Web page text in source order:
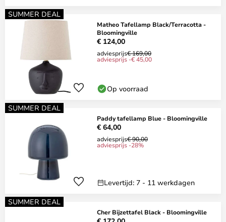
SUMMER DEAL
Matheo Tafellamp Black/Terracotta -
Bloomingville
€ 124,00
adviesprijs€ 169,00
adviesprijs -€ 45,00
Op voorraad
SUMMER DEAL
Paddy tafellamp Blue - Bloomingville
€ 64,00
adviesprijs€ 90,00
adviesprijs -28%
Levertijd: 7 - 11 werkdagen
SUMMER DEAL
Cher Bijzettafel Black - Bloomingville